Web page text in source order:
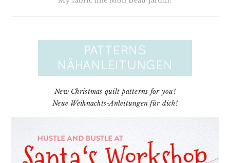
New Christmas quilt patterns for you!
Neue Weihnachts-Anleitungen für dich!